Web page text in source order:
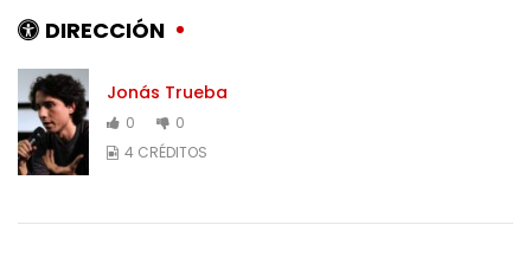
DIRECCIÓN
Jonás Trueba
0
0
4 CRÉDITOS